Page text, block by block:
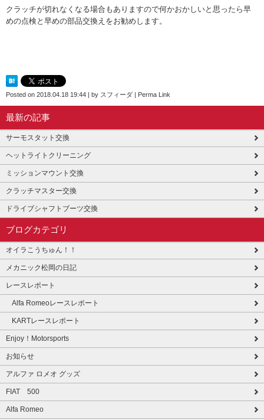
クラッチが切れなくなる場合もありますので何かおかしいと思ったら早
めの点検と早めの部品交換えをお勧めします。
Posted on 2018.04.18 19:44 | by スフィーダ | Perma Link
最新の記事
サーモスタット交換
ヘットライトクリーニング
ミッションマウント交換
クラッチマスター交換
ドライブシャフトブーツ交換
ブログカテゴリ
オイラこうちゅん！！
メカニック松岡の日記
レースレポート
Alfa Romeoレースレポート
KARTレースレポート
Enjoy！Motorsports
お知らせ
アルファ ロメオ グッズ
FIAT 500
Alfa Romeo